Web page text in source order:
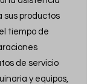
sus productos
tiempo de
de servicio
y equipos,